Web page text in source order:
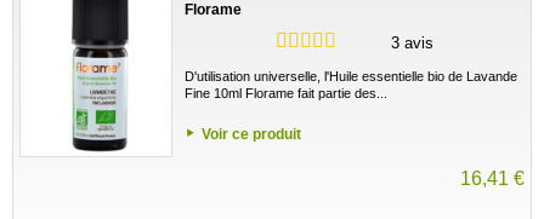
Florame
3 avis
D'utilisation universelle, l'Huile essentielle bio de Lavande
Fine 10ml Florame fait partie des...
Voir ce produit
16,41 €